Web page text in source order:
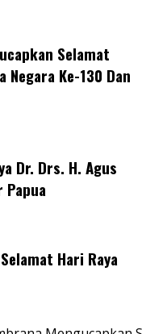
Selamat
Negara Ke-130 Dan
Dr. Drs. H. Agus
Papua
Hari Raya